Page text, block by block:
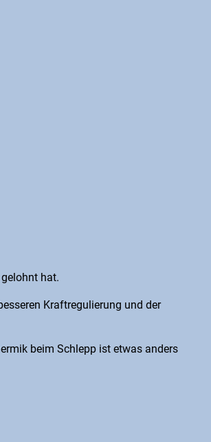
hat.
Kraftregulierung und der
beim Schlepp ist etwas anders